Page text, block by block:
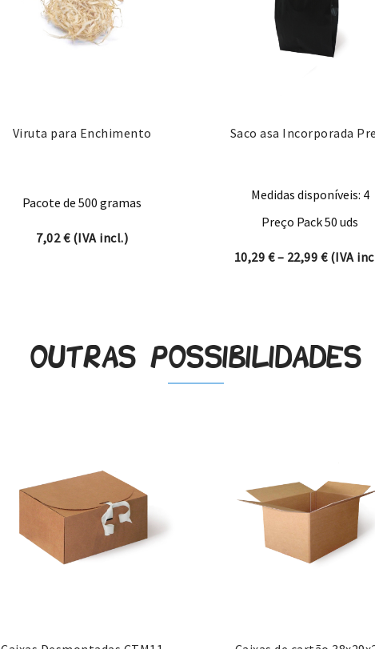
Viruta para Enchimento
Pacote de 500 gramas
7,02€(IVA incl.)
Saco asa Incorporada
Medidas disponíveis: 4
Preço Pack 50 uds
10,29 €– 22,99 €Price
(IVA
Outras possibilidades